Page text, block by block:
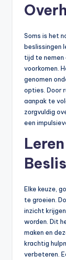
Soms is het
beslissingen
tijd te nemen
voorkomen.
genomen
opties. Door
aanpak te
zorgvuldig
een
Elke keuze,
te groeien.
inzicht
worden. Dit
maken en
krachtig
verbeteren.